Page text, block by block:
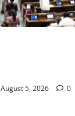
August 5, 2026 0